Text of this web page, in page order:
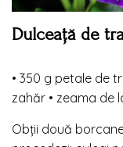
Dulceață de
• 350 g petale de
zahăr • zeama de
Obții două